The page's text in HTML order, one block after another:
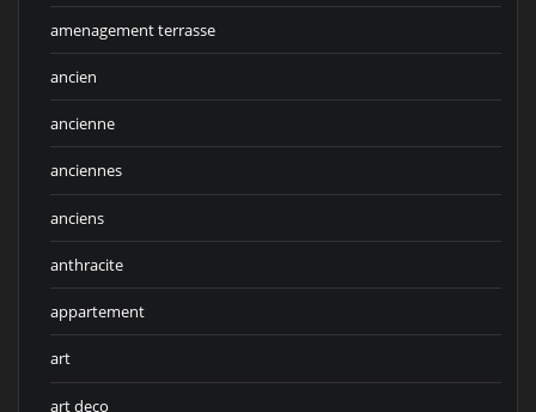
amenagement terrasse
ancien
ancienne
anciennes
anciens
anthracite
appartement
art
art deco